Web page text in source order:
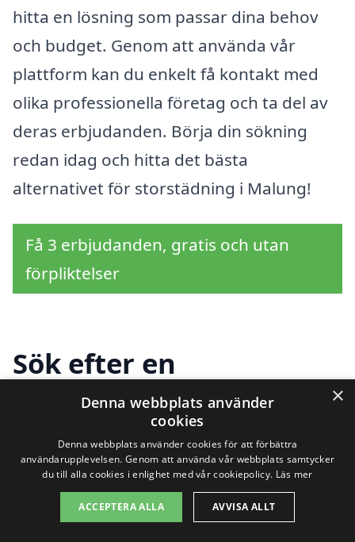
hitta en lösning som passar dina behov
och budget. Genom att använda vår
plattform kan du enkelt få kontakt med
olika professionella företag och ta del av
deras erbjudanden. Börja din sökning
redan idag och hitta det bästa
alternativet för storstädning i Malung!
Få 3 erbjudanden, gratis och utan
förpliktelser
Sök efter en
professionell för
storstädning i andra
städer nära Malung
×
Denna webbplats använder
cookies
Denna webbplats använder cookies för att förbättra
användarupplevelsen. Genom att använda vår webbplats samtycker
du till alla cookies i enlighet med vår cookiepolicy. Läs mer
ACCEPTERA ALLA AVVISA ALLT